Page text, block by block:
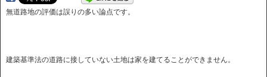
無道路地の評価は誤りの多い論点です。
建築基準法の道路に接していない土地は家を建てることができません。